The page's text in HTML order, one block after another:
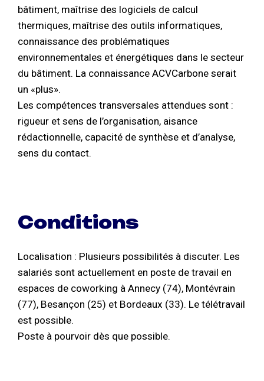
bâtiment, maîtrise des logiciels de calcul
thermiques, maîtrise des outils informatiques,
connaissance des problématiques
environnementales et énergétiques dans le secteur
du bâtiment. La connaissance ACVCarbone serait
un «plus».
Les compétences transversales attendues sont :
rigueur et sens de l’organisation, aisance
rédactionnelle, capacité de synthèse et d’analyse,
sens du contact.
Conditions
Localisation : Plusieurs possibilités à discuter. Les
salariés sont actuellement en poste de travail en
espaces de coworking à Annecy (74), Montévrain
(77), Besançon (25) et Bordeaux (33). Le télétravail
est possible.
Poste à pourvoir dès que possible.